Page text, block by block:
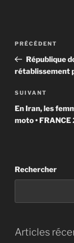
Navigation
l’article
Article
précédent
PRÉCÉDENT
République
rétablissement
Article
suivant
SUIVANT
En Iran, les
moto • FRANCE
Rechercher
Articles